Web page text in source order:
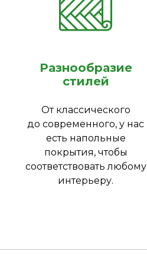
Разнообразие
стилей
От классического
до современного, у нас
есть напольные
покрытия, чтобы
соответствовать любому
интерьеру.